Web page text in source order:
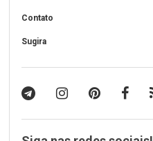
Contato
Sugira